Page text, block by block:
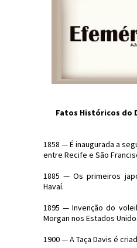
Fatos Históricos do
1858 — É inaugurada a
entre Recife e São
1885 — Os primeiros
Havaí.
1895 — Invenção do
Morgan nos Estados
1900 — A Taça Davis é